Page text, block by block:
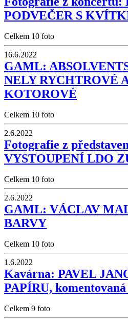
PODVEČER S
Celkem 10 foto
16.6.2022
GAML:
NELY RYCHTROVÉ
KOTOROVÉ
Celkem 10 foto
2.6.2022
Fotografie z
VYSTOUPENÍ LDO
Celkem 10 foto
2.6.2022
GAML: VÁCLAV
BARVY
Celkem 10 foto
1.6.2022
Kavárna: PAVEL
PAPÍRU,
Celkem 9 foto